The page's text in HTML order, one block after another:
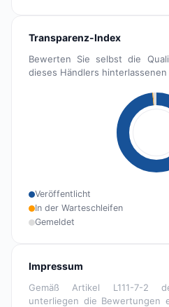
Transparenz-Index
Bewerten Sie selbst die
dieses Händlers
Veröffentlicht
In der Warteschleifen
Gemeldet
Impressum
Gemäß Artikel L111-7-2
unterliegen die Bewertungen